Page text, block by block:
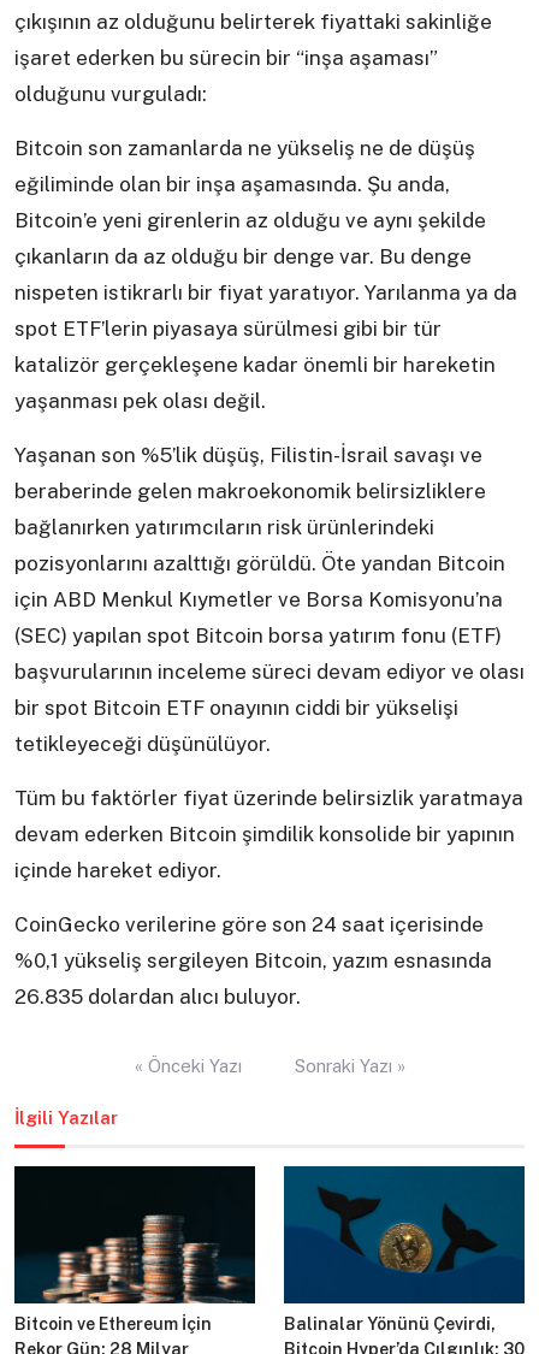
çıkışının az olduğunu belirterek fiyattaki sakinliğe
işaret ederken bu sürecin bir “inşa aşaması”
olduğunu vurguladı:
Bitcoin son zamanlarda ne yükseliş ne de düşüş
eğiliminde olan bir inşa aşamasında. Şu anda,
Bitcoin’e yeni girenlerin az olduğu ve aynı şekilde
çıkanların da az olduğu bir denge var. Bu denge
nispeten istikrarlı bir fiyat yaratıyor. Yarılanma ya da
spot ETF’lerin piyasaya sürülmesi gibi bir tür
katalizör gerçekleşene kadar önemli bir hareketin
yaşanması pek olası değil.
Yaşanan son %5’lik düşüş, Filistin-İsrail savaşı ve
beraberinde gelen makroekonomik belirsizliklere
bağlanırken yatırımcıların risk ürünlerindeki
pozisyonlarını azalttığı görüldü. Öte yandan Bitcoin
için ABD Menkul Kıymetler ve Borsa Komisyonu’na
(SEC) yapılan spot Bitcoin borsa yatırım fonu (ETF)
başvurularının inceleme süreci devam ediyor ve olası
bir spot Bitcoin ETF onayının ciddi bir yükselişi
tetikleyeceği düşünülüyor.
Tüm bu faktörler fiyat üzerinde belirsizlik yaratmaya
devam ederken Bitcoin şimdilik konsolide bir yapının
içinde hareket ediyor.
CoinGecko verilerine göre son 24 saat içerisinde
%0,1 yükseliş sergileyen Bitcoin, yazım esnasında
26.835 dolardan alıcı buluyor.
« Önceki Yazı Sonraki Yazı »
İlgili Yazılar
Bitcoin ve Ethereum İçin
Rekor Gün: 28 Milyar
Balinalar Yönünü Çevirdi,
Bitcoin Hyper’da Çılgınlık: 30